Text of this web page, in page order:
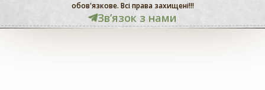
обов'язкове. Всі права захищені!!!
Звʼязок з нами